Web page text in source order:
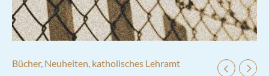
Bücher, Neuheiten, katholisches Lehramt